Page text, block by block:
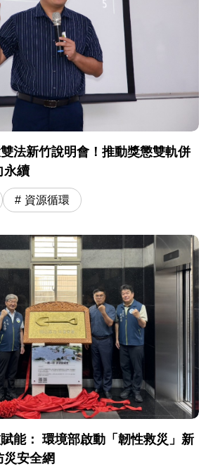
法新竹說明會！推動獎懲雙軌併
永續
資源循環
能： 環境部啟動「韌性救災」新
安全網